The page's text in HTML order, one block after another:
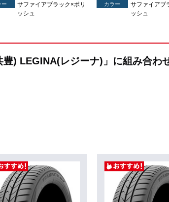
ー
サファイアブラック×ポリ
ッシュ
カラー
サファイアブ
ッシュ
) LEGINA(レジーナ)」に組み合わ